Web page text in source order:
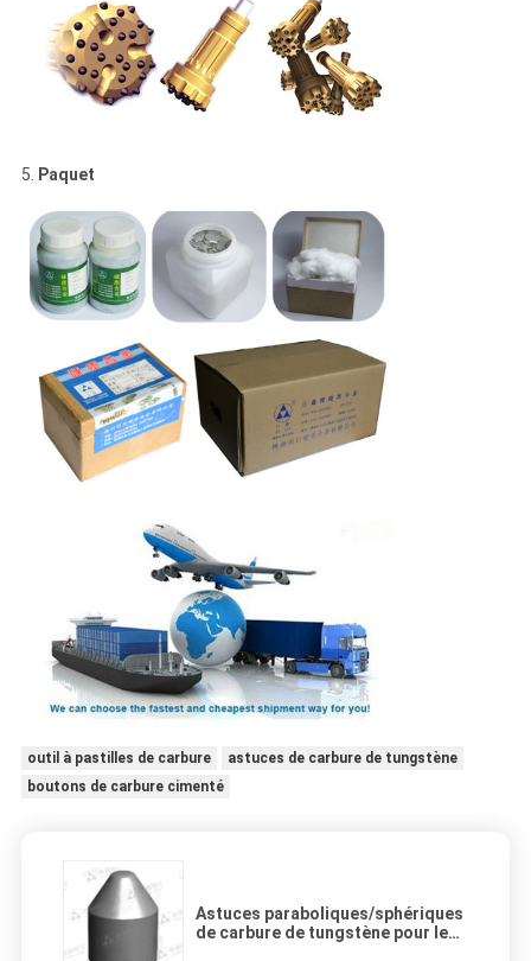
5. Paquet
outil à pastilles de carbure
astuces de carbure de tungstène
boutons de carbure cimenté
Astuces paraboliques/sphériques
de carbure de tungstène pour le